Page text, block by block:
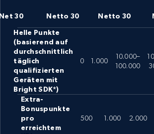
30 Netto 30 Netto 30
Helle Punkte
(basierend auf
durchschnittlich
täglich
qualifizierten
Geräten mit
Bright SDK*)
0 1.000
10.000–
100.000
Extra-
Bonuspunkte
pro
erreichtem
500 1.000 2.000